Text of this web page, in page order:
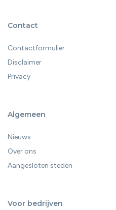
Contact
Contactformulier
Disclaimer
Privacy
Algemeen
Nieuws
Over ons
Aangesloten steden
Voor bedrijven